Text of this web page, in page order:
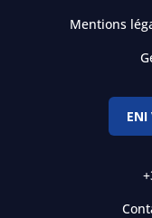
Mentions
ENI